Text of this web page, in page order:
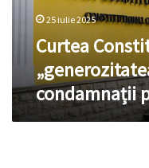
viață
25 iulie 2025
Curtea
condamnații